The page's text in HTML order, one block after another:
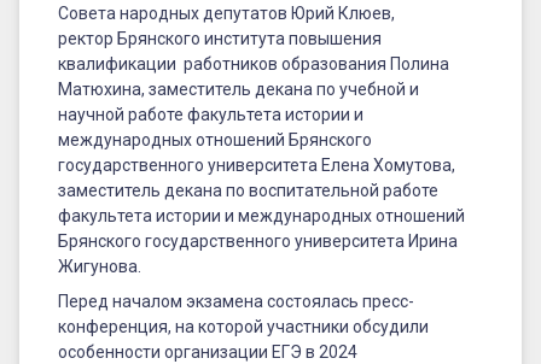
Совета народных депутатов Юрий Клюев,
ректор Брянского института повышения
квалификации работников образования Полина
Матюхина, заместитель декана по учебной и
научной работе факультета истории и
международных отношений Брянского
государственного университета Елена Хомутова,
заместитель декана по воспитательной работе
факультета истории и международных отношений
Брянского государственного университета Ирина
Жигунова.
Перед началом экзамена состоялась пресс-
конференция, на которой участники обсудили
особенности организации ЕГЭ в 2024